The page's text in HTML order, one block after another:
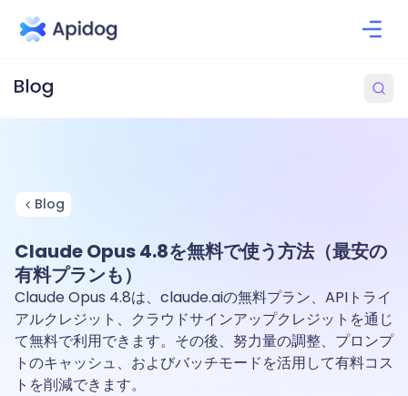
Blog
Claude Opus 4.8を無料で使う方法（最安の
有料プランも）
Claude Opus 4.8は、claude.aiの無料プラン、APIトライ
アルクレジット、クラウドサインアップクレジットを通じ
て無料で利用できます。その後、努力量の調整、プロンプ
トのキャッシュ、およびバッチモードを活用して有料コス
トを削減できます。